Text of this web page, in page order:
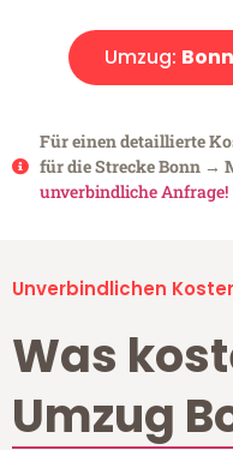
Umzug:
Für einen detaillierte
für die Strecke Bonn →
unverbindliche Anfrage!
Unverbindlichen
Was
Umzug